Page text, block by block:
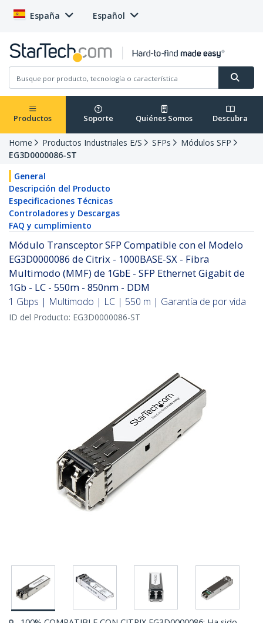
España Español
Productos Soporte Quiénes Somos Descubra
Home Productos Industriales E/S SFPs
Módulos SFP
EG3D0000086-ST
General
Descripción del Producto
Especificaciones Técnicas
Controladores y Descargas
FAQ y cumplimiento
Módulo Transceptor SFP Compatible con el Modelo
EG3D0000086 de Citrix - 1000BASE-SX - Fibra
Multimodo (MMF) de 1GbE - SFP Ethernet Gigabit de
1Gb - LC - 550m - 850nm - DDM
1 Gbps | Multimodo | LC | 550 m | Garantía de por vida
ID del Producto: EG3D0000086-ST